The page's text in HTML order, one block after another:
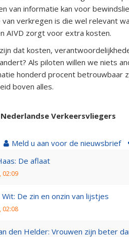
van informatie kan voor
verkregen is die wel relevant
AIVD zorgt voor extra kosten.
dat kosten,
Als piloten willen we niets
honderd procent betrouwbaar
boven alles.
Verkeersvliegers
Meld u aan voor de nieuwsbrief
De aflaat
02:09
Wit: De zin en onzin van lijstjes
02:08
den Helder: Vrouwen zijn beter